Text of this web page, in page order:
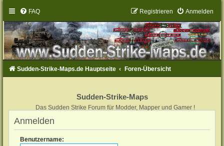
FAQ Anmelden
Registrieren
Sudden-Strike-Maps.de Hauptseite Foren-Übersicht
Sudden-Strike-Maps
Das Sudden Strike Forum für Modder, Mapper und Gamer !
Anmelden
Benutzername: